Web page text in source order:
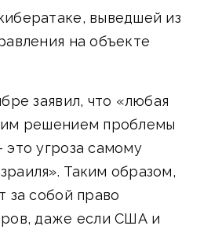
выведшей из
на объекте
заявил, что «любая
решением проблемы
угроза самому
Таким образом,
за собой право
даже если США и